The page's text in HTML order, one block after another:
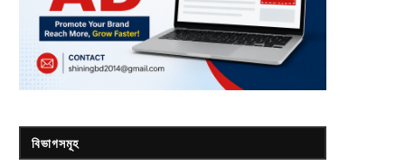
বিভাগসমূহ